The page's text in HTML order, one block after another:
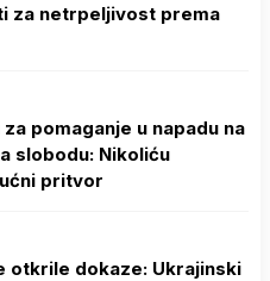
za netrpeljivost prema
pomaganje u napadu na
slobodu: Nikoliću
pritvor
otkrile dokaze: Ukrajinski